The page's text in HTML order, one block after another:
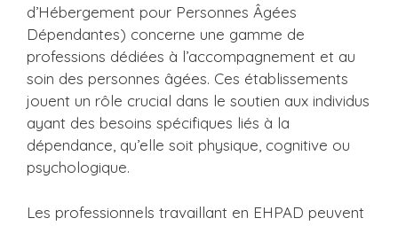
d’Hébergement pour Personnes Âgées
Dépendantes) concerne une gamme de
professions dédiées à l’accompagnement et au
soin des personnes âgées. Ces établissements
jouent un rôle crucial dans le soutien aux individus
ayant des besoins spécifiques liés à la
dépendance, qu’elle soit physique, cognitive ou
psychologique.
Les professionnels travaillant en EHPAD peuvent